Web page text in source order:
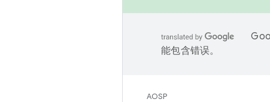
能包含错误。
AOSP